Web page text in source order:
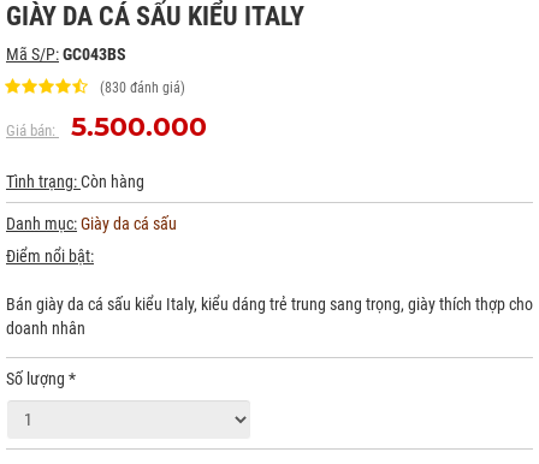
GIÀY DA CÁ SẤU KIỂU ITALY
Mã S/P:GC043BS
(830 đánh giá)
Giá bán: 5.500.000
Tình trạng:Còn hàng
Danh mục:Giày da cá sấu
Điểm nổi bật:
Bán giày da cá sấu kiểu Italy, kiểu dáng trẻ trung sang trọng, giày thích thợp cho
doanh nhân
Số lượng *